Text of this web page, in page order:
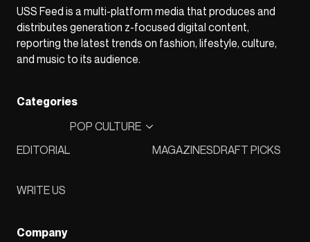
USS Feed is a multi-platform media that produces and
distributes generation z-focused digital content,
reporting the latest trends on fashion, lifestyle, culture,
and music to its audience.
Categories
EDITORIAL
POP CULTURE
MAGAZINESDRAFT PICKS
WRITE US
Company